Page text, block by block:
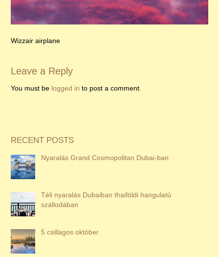
Wizzair airplane
Leave a Reply
You must be logged in to post a comment.
RECENT POSTS
Nyaralás Grand Cosmopolitan Dubai-ban
Téli nyaralás Dubaiban thaiföldi hangulatú
szállodában
5 csillagos október